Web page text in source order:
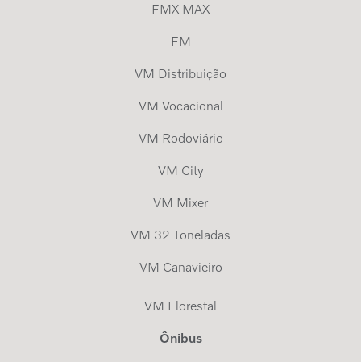
FMX MAX
FM
VM Distribuição
VM Vocacional
VM Rodoviário
VM City
VM Mixer
VM 32 Toneladas
VM Canavieiro
VM Florestal
Ônibus